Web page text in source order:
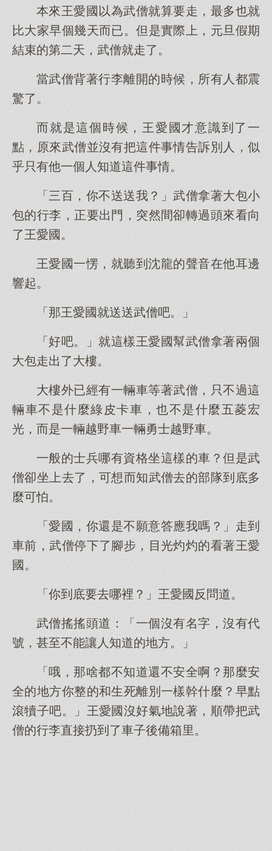
本來王愛國以為武僧就算要走，最多也就
比大家早個幾天而已。但是實際上，元旦假期
結束的第二天，武僧就走了。
當武僧背著行李離開的時候，所有人都震
驚了。
而就是這個時候，王愛國才意識到了一
點，原來武僧並沒有把這件事情告訴別人，似
乎只有他一個人知道這件事情。
「三百，你不送送我？」武僧拿著大包小
包的行李，正要出門，突然間卻轉過頭來看向
了王愛國。
王愛國一愣，就聽到沈龍的聲音在他耳邊
響起。
「那王愛國就送送武僧吧。」
「好吧。」就這樣王愛國幫武僧拿著兩個
大包走出了大樓。
大樓外已經有一輛車等著武僧，只不過這
輛車不是什麼綠皮卡車，也不是什麼五菱宏
光，而是一輛越野車一輛勇士越野車。
一般的士兵哪有資格坐這樣的車？但是武
僧卻坐上去了，可想而知武僧去的部隊到底多
麼可怕。
「愛國，你還是不願意答應我嗎？」走到
車前，武僧停下了腳步，目光灼灼的看著王愛
國。
「你到底要去哪裡？」王愛國反問道。
武僧搖搖頭道：「一個沒有名字，沒有代
號，甚至不能讓人知道的地方。」
「哦，那啥都不知道還不安全啊？那麼安
全的地方你整的和生死離別一樣幹什麼？早點
滾犢子吧。」王愛國沒好氣地說著，順帶把武
僧的行李直接扔到了車子後備箱里。